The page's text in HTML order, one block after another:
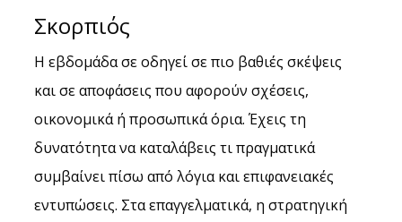
Σκορπιός
Η εβδομάδα σε οδηγεί σε πιο βαθιές σκέψεις
και σε αποφάσεις που αφορούν σχέσεις,
οικονομικά ή προσωπικά όρια. Έχεις τη
δυνατότητα να καταλάβεις τι πραγματικά
συμβαίνει πίσω από λόγια και επιφανειακές
εντυπώσεις. Στα επαγγελματικά, η στρατηγική